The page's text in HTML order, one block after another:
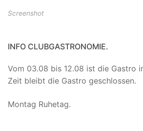
Screenshot
INFO CLUBGASTRONOMIE.
Vom 03.08 bis 12.08 ist die Gastro
Zeit bleibt die Gastro geschlossen.
Montag Ruhetag.